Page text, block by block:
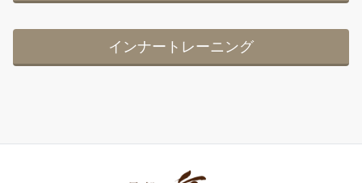
インナートレーニング